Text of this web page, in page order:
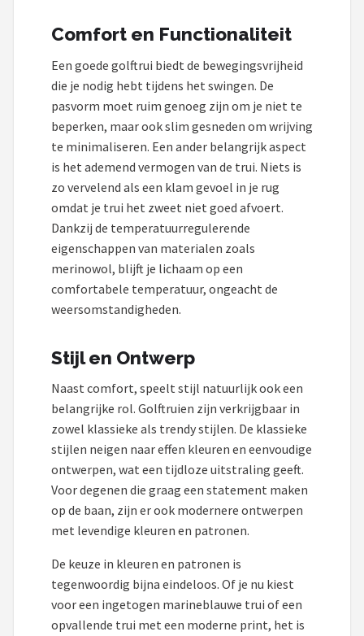
Comfort en Functionaliteit
Een goede golftrui biedt de bewegingsvrijheid
die je nodig hebt tijdens het swingen. De
pasvorm moet ruim genoeg zijn om je niet te
beperken, maar ook slim gesneden om wrijving
te minimaliseren. Een ander belangrijk aspect
is het ademend vermogen van de trui. Niets is
zo vervelend als een klam gevoel in je rug
omdat je trui het zweet niet goed afvoert.
Dankzij de temperatuurregulerende
eigenschappen van materialen zoals
merinowol, blijft je lichaam op een
comfortabele temperatuur, ongeacht de
weersomstandigheden.
Stijl en Ontwerp
Naast comfort, speelt stijl natuurlijk ook een
belangrijke rol. Golftruien zijn verkrijgbaar in
zowel klassieke als trendy stijlen. De klassieke
stijlen neigen naar effen kleuren en eenvoudige
ontwerpen, wat een tijdloze uitstraling geeft.
Voor degenen die graag een statement maken
op de baan, zijn er ook modernere ontwerpen
met levendige kleuren en patronen.
De keuze in kleuren en patronen is
tegenwoordig bijna eindeloos. Of je nu kiest
voor een ingetogen marineblauwe trui of een
opvallende trui met een moderne print, het is